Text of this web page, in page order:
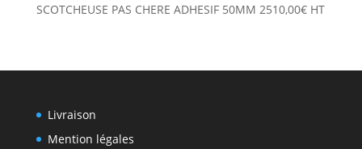
SCOTCHEUSE PAS CHERE ADHESIF 50MM 2510,00€ HT
Livraison
Mention légales